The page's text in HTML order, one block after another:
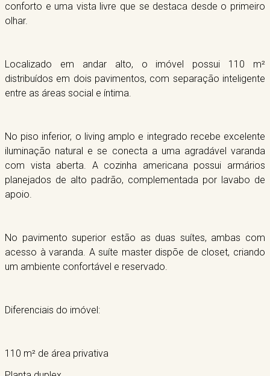
conforto e uma vista livre que se destaca desde o primeiro
olhar.
Localizado em andar alto, o imóvel possui 110 m²
distribuídos em dois pavimentos, com separação inteligente
entre as áreas social e íntima.
No piso inferior, o living amplo e integrado recebe excelente
iluminação natural e se conecta a uma agradável varanda
com vista aberta. A cozinha americana possui armários
planejados de alto padrão, complementada por lavabo de
apoio.
No pavimento superior estão as duas suítes, ambas com
acesso à varanda. A suíte master dispõe de closet, criando
um ambiente confortável e reservado.
Diferenciais do imóvel:
110 m² de área privativa